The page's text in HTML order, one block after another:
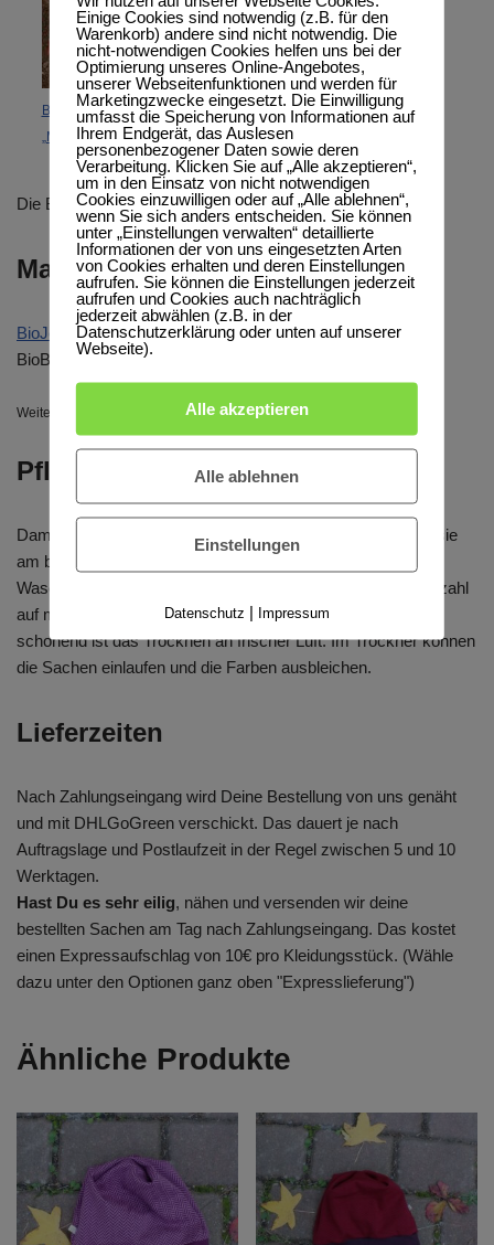
Bio Loop, BioJersey
„Meerestiere“
Bio Beanie, BioJersey
„Meerestiere“
Die Bio Beanie auf dem Bild hat die Größe 4.
Materialangaben
BioJersey: 95%BioBaumwolle (kbA), 5% Elasthan
BioBündchen: 95%
Weitere Informationen zu den verwendeten Materialien findest Du
Pflegehinweise
Damit Eure Lieblingsteile lange schön bleiben, wäschst du sie
am besten auf links gedreht bei 30 oder 40 Grad in der
Waschmaschine. Ausserdem empfehlen wir, die Schleuderzahl
auf maximal 1200 Umdrehungen einzustellen. Besonders
schonend ist das Trocknen an frischer Luft. Im Trockner können
die Sachen einlaufen und die Farben ausbleichen.
Lieferzeiten
Nach Zahlungseingang wird Deine Bestellung von uns genäht
und mit DHLGoGreen verschickt. Das dauert je nach
Auftragslage und Postlaufzeit in der Regel zwischen 5 und 10
Werktagen.
Hast Du es sehr eilig, nähen und versenden wir deine
bestellten Sachen am Tag nach Zahlungseingang. Das kostet
einen Expressaufschlag von 10€ pro Kleidungsstück. (Wähle
dazu unter den Optionen ganz oben "Expresslieferung")
Ähnliche Produkte
Einige Cookies sind notwendig (z.B. für den
Warenkorb) andere sind nicht notwendig. Die
nicht-notwendigen Cookies helfen uns bei der
Optimierung unseres Online-Angebotes,
unserer Webseitenfunktionen und werden für
Marketingzwecke eingesetzt. Die Einwilligung
umfasst die Speicherung von Informationen auf
Ihrem Endgerät, das Auslesen
personenbezogener Daten sowie deren
Verarbeitung. Klicken Sie auf „Alle akzeptieren“,
um in den Einsatz von nicht notwendigen
Cookies einzuwilligen oder auf „Alle ablehnen“,
wenn Sie sich anders entscheiden. Sie können
unter „Einstellungen verwalten“ detaillierte
Informationen der von uns eingesetzten Arten
von Cookies erhalten und deren Einstellungen
aufrufen. Sie können die Einstellungen jederzeit
aufrufen und Cookies auch nachträglich
jederzeit abwählen (z.B. in der
Datenschutzerklärung oder unten auf unserer
Webseite).
Alle akzeptieren
Alle ablehnen
Einstellungen
Datenschutz | Impressum